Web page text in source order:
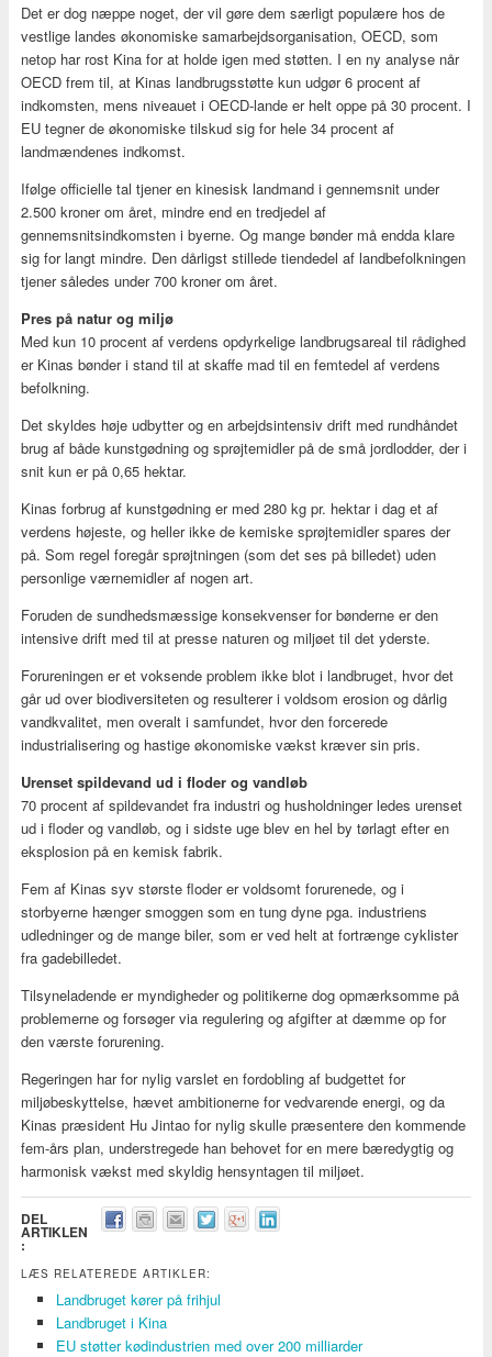
Det er dog næppe noget, der vil gøre dem særligt populære hos de
vestlige landes økonomiske samarbejdsorganisation, OECD, som
netop har rost Kina for at holde igen med støtten. I en ny analyse når
OECD frem til, at Kinas landbrugsstøtte kun udgør 6 procent af
indkomsten, mens niveauet i OECD-lande er helt oppe på 30 procent. I
EU tegner de økonomiske tilskud sig for hele 34 procent af
landmændenes indkomst.
Ifølge officielle tal tjener en kinesisk landmand i gennemsnit under
2.500 kroner om året, mindre end en tredjedel af
gennemsnitsindkomsten i byerne. Og mange bønder må endda klare
sig for langt mindre. Den dårligst stillede tiendedel af landbefolkningen
tjener således under 700 kroner om året.
Pres på natur og miljø
Med kun 10 procent af verdens opdyrkelige landbrugsareal til rådighed
er Kinas bønder i stand til at skaffe mad til en femtedel af verdens
befolkning.
Det skyldes høje udbytter og en arbejdsintensiv drift med rundhåndet
brug af både kunstgødning og sprøjtemidler på de små jordlodder, der i
snit kun er på 0,65 hektar.
Kinas forbrug af kunstgødning er med 280 kg pr. hektar i dag et af
verdens højeste, og heller ikke de kemiske sprøjtemidler spares der
på. Som regel foregår sprøjtningen (som det ses på billedet) uden
personlige værnemidler af nogen art.
Foruden de sundhedsmæssige konsekvenser for bønderne er den
intensive drift med til at presse naturen og miljøet til det yderste.
Forureningen er et voksende problem ikke blot i landbruget, hvor det
går ud over biodiversiteten og resulterer i voldsom erosion og dårlig
vandkvalitet, men overalt i samfundet, hvor den forcerede
industrialisering og hastige økonomiske vækst kræver sin pris.
Urenset spildevand ud i floder og vandløb
70 procent af spildevandet fra industri og husholdninger ledes urenset
ud i floder og vandløb, og i sidste uge blev en hel by tørlagt efter en
eksplosion på en kemisk fabrik.
Fem af Kinas syv største floder er voldsomt forurenede, og i
storbyerne hænger smoggen som en tung dyne pga. industriens
udledninger og de mange biler, som er ved helt at fortrænge cyklister
fra gadebilledet.
Tilsyneladende er myndigheder og politikerne dog opmærksomme på
problemerne og forsøger via regulering og afgifter at dæmme op for
den værste forurening.
Regeringen har for nylig varslet en fordobling af budgettet for
miljøbeskyttelse, hævet ambitionerne for vedvarende energi, og da
Kinas præsident Hu Jintao for nylig skulle præsentere den kommende
fem-års plan, understregede han behovet for en mere bæredygtig og
harmonisk vækst med skyldig hensyntagen til miljøet.
DEL
ARTIKLEN
:
LÆS RELATEREDE ARTIKLER:
Landbruget kører på frihjul
Landbruget i Kina
EU støtter kødindustrien med over 200 milliarder